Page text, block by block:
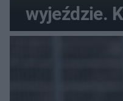
wyjeździe.